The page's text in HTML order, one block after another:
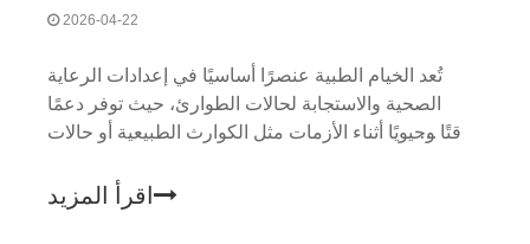
2026-04-22
تُعد الخيام الطبية عنصرًا أساسيًا في إعدادات الرعاية
الصحية والاستجابة لحالات الطوارئ، حيث توفر دعمًا
مؤقتًا وحيويًا أثناء الأزمات مثل الكوارث الطبيعية أو حالات
اقرأ المزيد